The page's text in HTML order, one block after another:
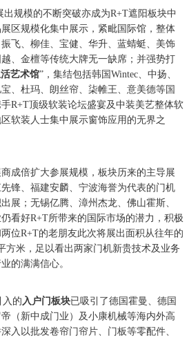
出规模的不断突破亦成为R+T遮阳板块中
区规模化集中展示，紧毗国际馆，整体
飞、柳佳、宝健、华升、蓝蜻蜓、美饰
、金檀等传统大牌无一缺席；并强势打
艺术馆”，集结包括韩国Wintec、中扬、
、杜玛、朗丝帘、柒帷王、意美德等国
R+T顶级软装论坛盛宴及中装美艺整体软
软装人士集中展示窗饰应用的无界之
倍扩大参展规模，板块历来的主导展
先锋、福建安麟、宁波海誉为代表的门机
展；无锡亿腾、漳州杰龙、佛山霍斯、
看好R+T所带来的国际市场的潜力，积极
位R+T的老朋友此次将展出面积从往年的
方米，足以看出两家门机新贵技术及业务
的满满信心。
的 入户门板块已吸引了德国霍曼、德国
（新中成门业）及小康机械等海内外高
入以批发卷帘门帘片、门板等零配件、